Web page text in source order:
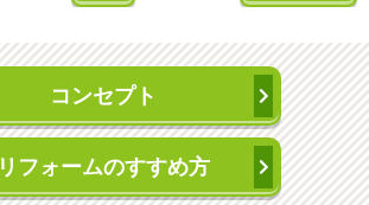
コンセプト
リフォームのすすめ方